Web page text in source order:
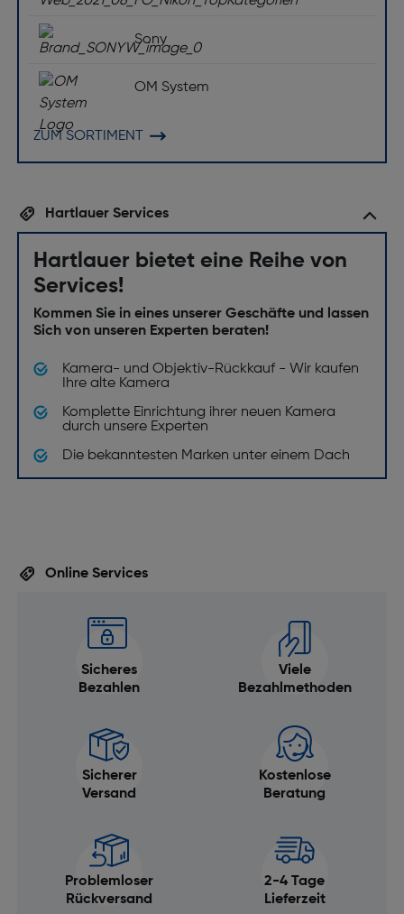
Fokuseinstellung: Auto/Manuell
Objektiv-Struktur: 13 Linsen in 10 Gruppen inkl. ED
und asphärische Linsen
Objektivanschluss: Canon EF
Spritzwasserschutz: Ja
Staubschutz: Ja
Leistungen
Autofokus: Ja
Manueller Fokus: Ja
Sony
OM System
ZUM SORTIMENT
Hartlauer Services
Hartlauer bietet eine Reihe von
Services!
Kommen Sie in eines unserer Geschäfte und lassen
Sich von unseren Experten beraten!
Kamera- und Objektiv-Rückkauf - Wir kaufen
Ihre alte Kamera
Komplette Einrichtung ihrer neuen Kamera
durch unsere Experten
Die bekanntesten Marken unter einem Dach
Online Services
Sicheres
Bezahlen
Viele
Bezahlmethoden
Sicherer
Versand
Kostenlose
Beratung
Problemloser
Rückversand
2-4 Tage
Lieferzeit